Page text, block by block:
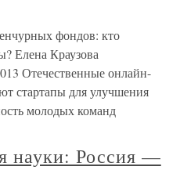
фондов: кто
Елена Краузова
Отечественные онлайн-
стартапы для улучшения
молодых команд
науки: Россия —